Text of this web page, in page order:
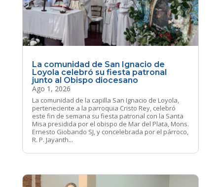
La comunidad de San Ignacio de
Loyola celebró su fiesta patronal
junto al Obispo diocesano
Ago 1, 2026
La comunidad de la capilla San Ignacio de Loyola,
perteneciente a la parroquia Cristo Rey, celebró
este fin de semana su fiesta patronal con la Santa
Misa presidida por el obispo de Mar del Plata, Mons.
Ernesto Giobando SJ, y concelebrada por el párroco,
R. P. Jayanth...